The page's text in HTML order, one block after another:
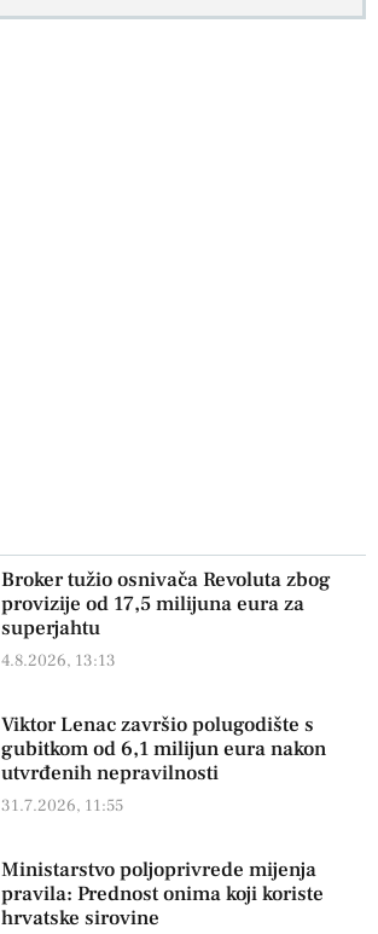
Broker tužio osnivača Revoluta zbog
provizije od 17,5 milijuna eura za
superjahtu
4.8.2026, 13:13
Viktor Lenac završio polugodište s
gubitkom od 6,1 milijun eura nakon
utvrđenih nepravilnosti
31.7.2026, 11:55
Ministarstvo poljoprivrede mijenja
pravila: Prednost onima koji koriste
hrvatske sirovine